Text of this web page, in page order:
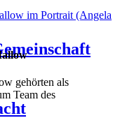
gehörten als
Team des